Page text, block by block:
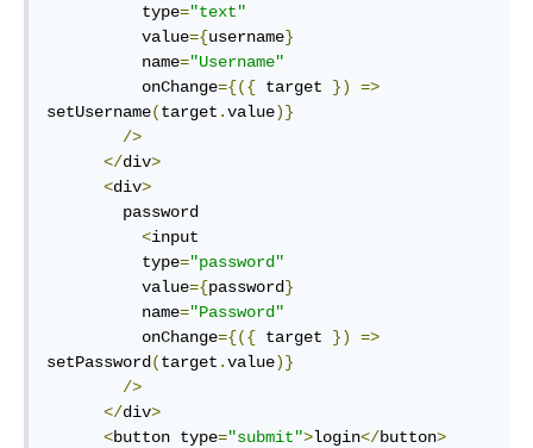
          type
="text"
          value
={username}
          name
="Username"
          onChange
={({ target })
=>
setUsername(target .value)}
/>
</div>
<div>
<input
          type
="password"
          value
={password}
          name
="Password"
          onChange
={({ target })
=>
setPassword (target .value)}
/>
</div>
<button type="submit">login</button>